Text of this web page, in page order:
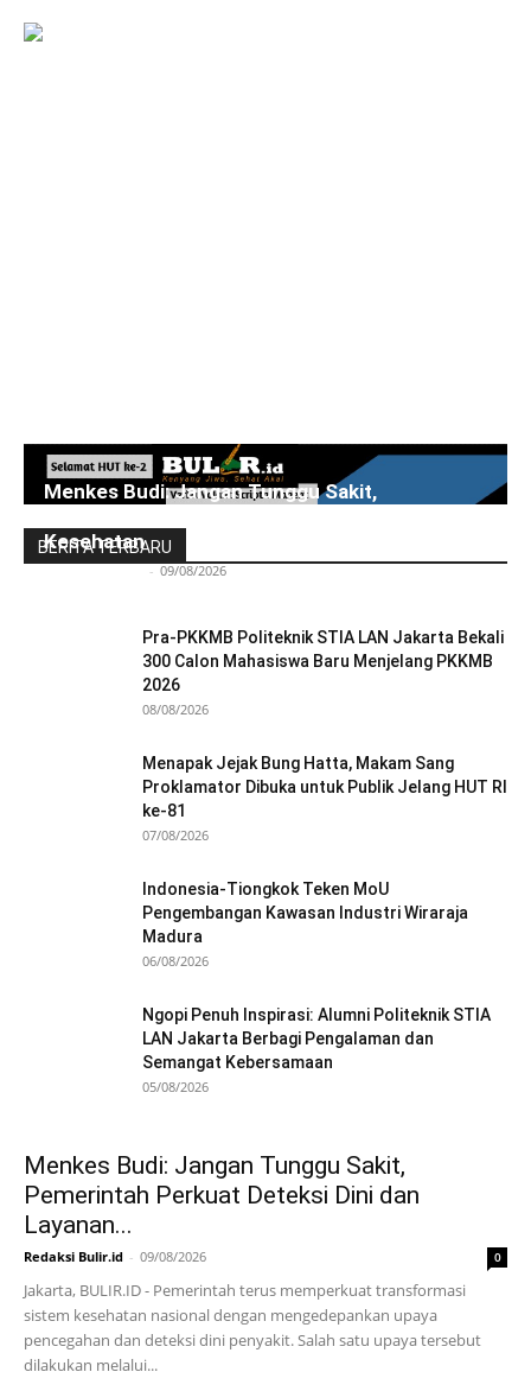
BERITA TERBARU
Menkes Budi: Jangan Tunggu Sakit,
Kesehatan
- 09/08/2026
Pra-PKKMB Politeknik STIA LAN Jakarta Bekali
300 Calon Mahasiswa Baru Menjelang PKKMB
2026
08/08/2026
Menapak Jejak Bung Hatta, Makam Sang
Proklamator Dibuka untuk Publik Jelang HUT RI
ke-81
07/08/2026
Indonesia-Tiongkok Teken MoU
Pengembangan Kawasan Industri Wiraraja
Madura
06/08/2026
Ngopi Penuh Inspirasi: Alumni Politeknik STIA
LAN Jakarta Berbagi Pengalaman dan
Semangat Kebersamaan
05/08/2026
Menkes Budi: Jangan Tunggu Sakit,
Pemerintah Perkuat Deteksi Dini dan
Layanan...
Redaksi Bulir.id - 09/08/2026 0
Jakarta, BULIR.ID - Pemerintah terus memperkuat transformasi
sistem kesehatan nasional dengan mengedepankan upaya
pencegahan dan deteksi dini penyakit. Salah satu upaya tersebut
dilakukan melalui...